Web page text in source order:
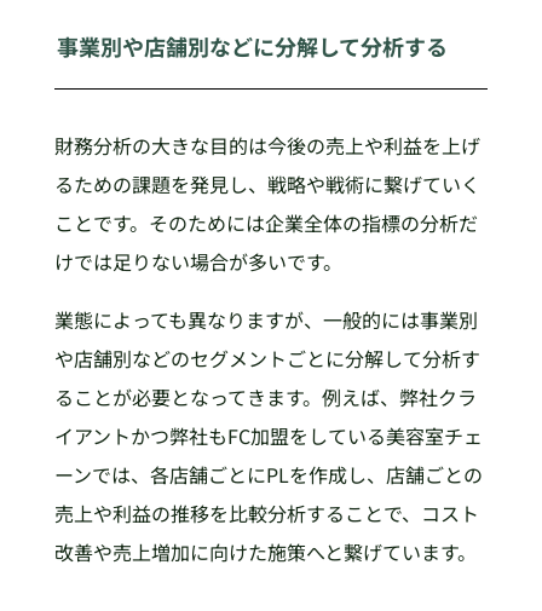
事業別や店舗別などに分解して分析する
財務分析の大きな目的は今後の売上や利益を上げ
るための課題を発見し、戦略や戦術に繋げていく
ことです。そのためには企業全体の指標の分析だ
けでは足りない場合が多いです。
業態によっても異なりますが、一般的には事業別
や店舗別などのセグメントごとに分解して分析す
ることが必要となってきます。例えば、弊社クラ
イアントかつ弊社もFC加盟をしている美容室チェ
ーンでは、各店舗ごとにPLを作成し、店舗ごとの
売上や利益の推移を比較分析することで、コスト
改善や売上増加に向けた施策へと繋げています。